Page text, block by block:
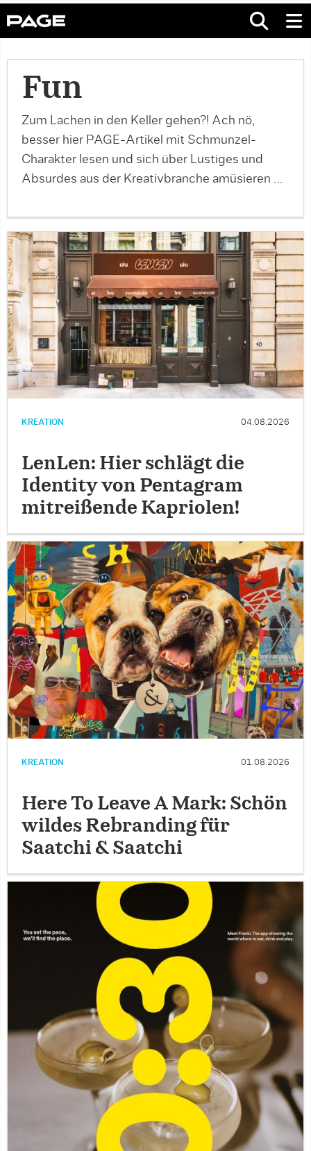
Fun
Zum Lachen in den Keller gehen?! Ach nö,
besser hier PAGE-Artikel mit Schmunzel-
Charakter lesen und sich über Lustiges und
Absurdes aus der Kreativbranche amüsieren …
KREATION 04.08.2026
LenLen: Hier schlägt die
Identity von Pentagram
mitreißende Kapriolen!
KREATION 01.08.2026
Here To Leave A Mark: Schön
wildes Rebranding für
Saatchi & Saatchi